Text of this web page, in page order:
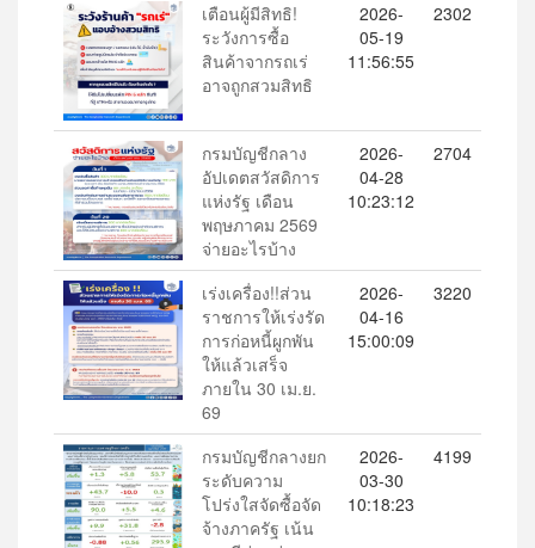
เตือนผู้มีสิทธิ!
ระวังการซื้อ
สินค้าจากรถเร่
อาจถูกสวมสิทธิ
2026-
05-19
11:56:55
2302
กรมบัญชีกลาง
อัปเดตสวัสดิการ
แห่งรัฐ เดือน
พฤษภาคม 2569
จ่ายอะไรบ้าง
2026-
04-28
10:23:12
2704
เร่งเครื่อง!!ส่วน
ราชการให้เร่งรัด
การก่อหนี้ผูกพัน
ให้แล้วเสร็จ
ภายใน 30 เม.ย.
69
2026-
04-16
15:00:09
3220
กรมบัญชีกลางยก
ระดับความ
โปร่งใสจัดซื้อจัด
จ้างภาครัฐ เน้น
2026-
03-30
10:18:23
4199